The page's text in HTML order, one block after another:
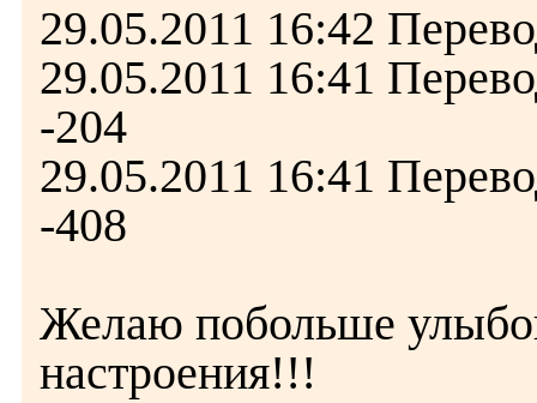
29.05.2011 16:42
29.05.2011 16:41
-204
29.05.2011 16:41
-408
Желаю побольше
настроения!!!